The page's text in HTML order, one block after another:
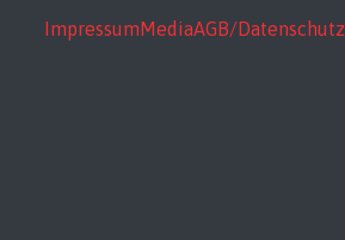
ImpressumMediaAGB/Datenschutz